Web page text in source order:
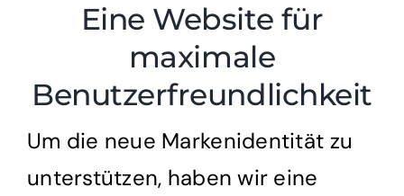
Eine Website für
maximale
Benutzerfreundlichkeit
Um die neue Markenidentität zu
unterstützen, haben wir eine